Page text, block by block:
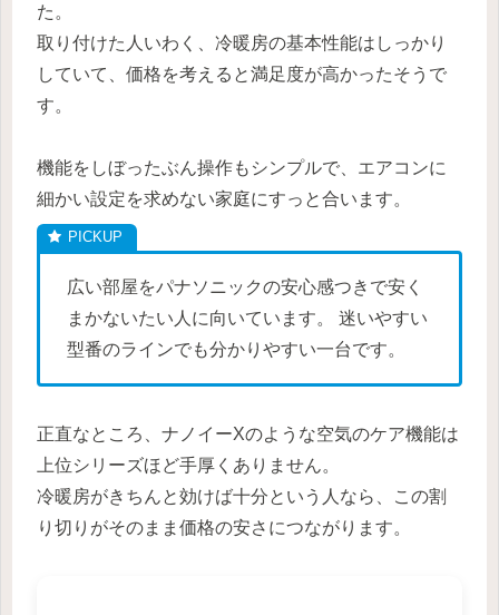
た。
取り付けた人いわく、冷暖房の基本性能はしっかり
していて、価格を考えると満足度が高かったそうで
す。
機能をしぼったぶん操作もシンプルで、エアコンに
細かい設定を求めない家庭にすっと合います。
広い部屋をパナソニックの安心感つきで安く
まかないたい人に向いています。 迷いやすい
型番のラインでも分かりやすい一台です。
正直なところ、ナノイーXのような空気のケア機能は
上位シリーズほど手厚くありません。
冷暖房がきちんと効けば十分という人なら、この割
り切りがそのまま価格の安さにつながります。